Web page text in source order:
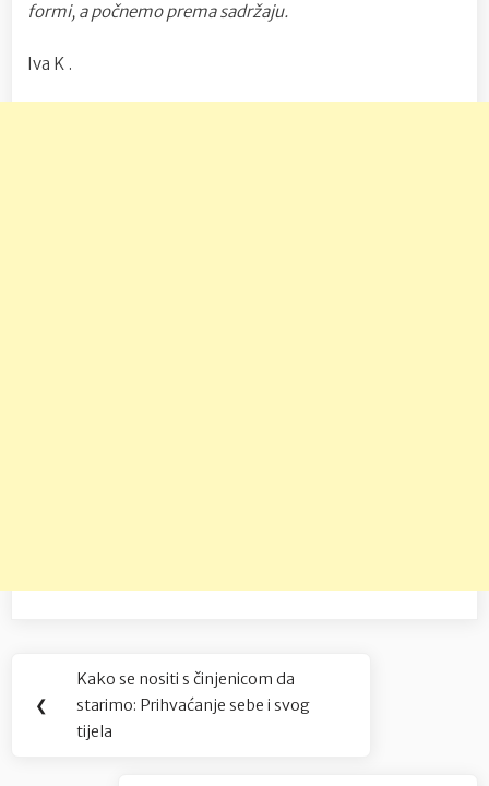
formi, a počnemo prema sadržaju.
Iva K .
Navigacija
objava
❮
Previous
Post:
Kako se nositi s činjenicom da
starimo: Prihvaćanje sebe i svog
tijela